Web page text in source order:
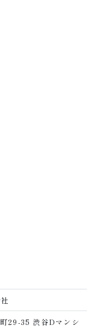
29-35 渋谷Dマンシ